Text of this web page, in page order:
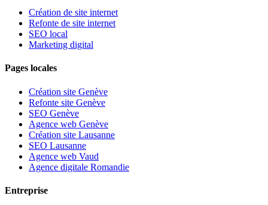
Création de site internet
Refonte de site internet
SEO local
Marketing digital
Pages locales
Création site Genève
Refonte site Genève
SEO Genève
Agence web Genève
Création site Lausanne
SEO Lausanne
Agence web Vaud
Agence digitale Romandie
Entreprise